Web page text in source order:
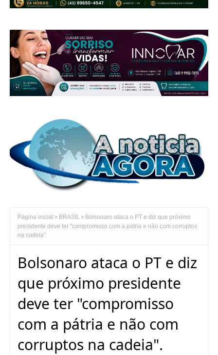
Página inicial BRASIL
Bolsonaro ataca o PT e diz que próximo
presidente deve ter "compromisso com a pátria e não com corruptos
na cadeia".
Bolsonaro ataca o PT e diz
que próximo presidente
deve ter "compromisso
com a pátria e não com
corruptos na cadeia".